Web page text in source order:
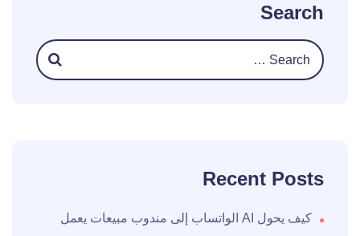
Search
Recent Posts
كيف يحول AI الواتساب إلى مندوب مبيعات يعمل